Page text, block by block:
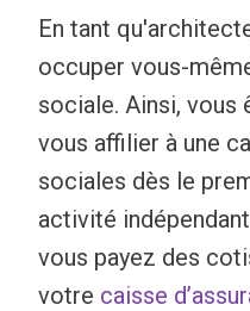
En tant
occuper vous-
sociale. Ainsi, vous
vous affilier à une
sociales dès le
activité
vous payez des
votre caisse